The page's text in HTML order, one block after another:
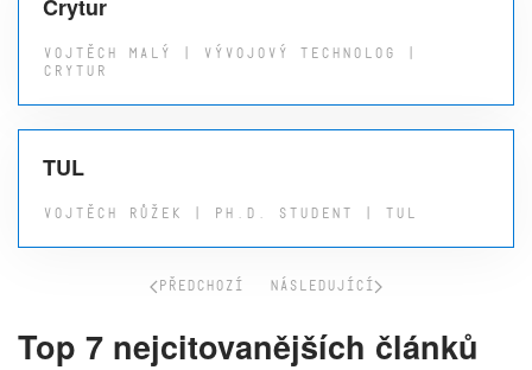
Crytur
VOJTĚCH MALÝ | VÝVOJOVÝ TECHNOLOG |
CRYTUR
TUL
VOJTĚCH RŮŽEK | PH.D. STUDENT | TUL
PŘEDCHOZÍ NÁSLEDUJÍCÍ
Top 7 nejcitovanějších článků